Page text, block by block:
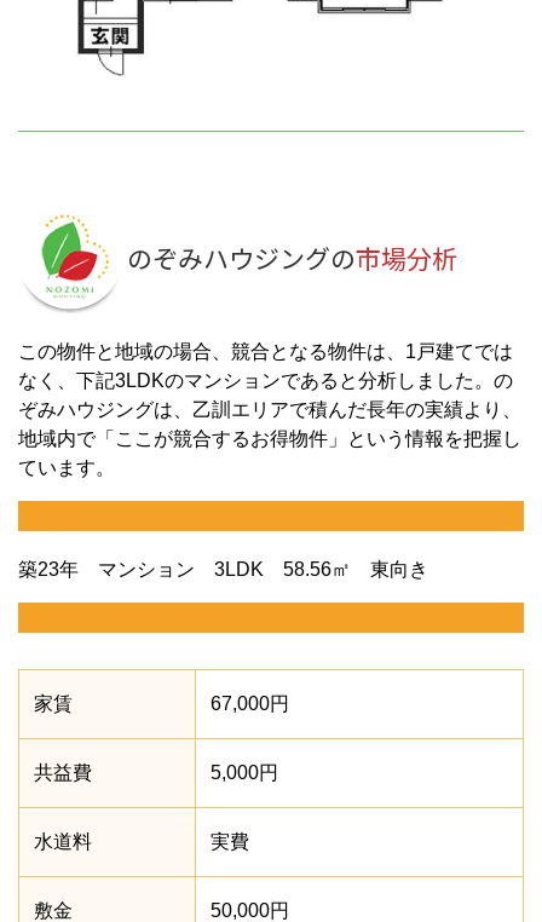
のぞみハウジングの市場分析
この物件と地域の場合、競合となる物件は、1戸建てでは
なく、下記3LDKのマンションであると分析しました。の
ぞみハウジングは、乙訓エリアで積んだ長年の実績より、
地域内で「ここが競合するお得物件」という情報を把握し
ています。
築23年 マンション 3LDK 58.56㎡ 東向き
家賃 67,000円
共益費 5,000円
水道料 実費
敷金 50,000円